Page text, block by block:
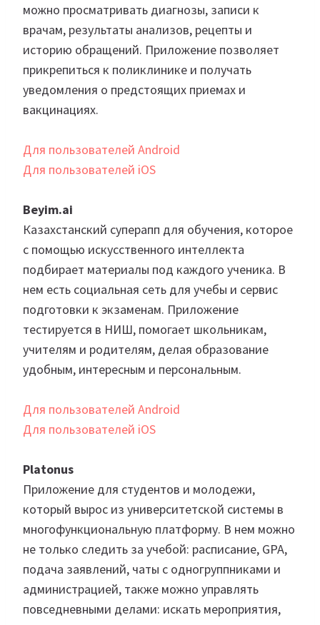
можно просматривать диагнозы, записи к
врачам, результаты анализов, рецепты и
историю обращений. Приложение позволяет
прикрепиться к поликлинике и получать
уведомления о предстоящих приемах и
вакцинациях.
Для пользователей Android
Для пользователей iOS
Beyim.ai
Казахстанский суперапп для обучения, которое
с помощью искусственного интеллекта
подбирает материалы под каждого ученика. В
нем есть социальная сеть для учебы и сервис
подготовки к экзаменам. Приложение
тестируется в НИШ, помогает школьникам,
учителям и родителям, делая образование
удобным, интересным и персональным.
Для пользователей Android
Для пользователей iOS
Platonus
Приложение для студентов и молодежи,
который вырос из университетской системы в
многофункциональную платформу. В нем можно
не только следить за учебой: расписание, GPA,
подача заявлений, чаты с одногруппниками и
администрацией, также можно управлять
повседневными делами: искать мероприятия,